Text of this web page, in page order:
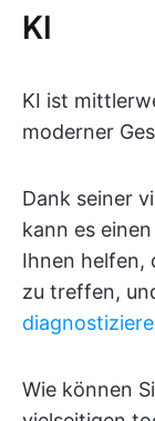
KI
KI ist
moderner
Dank seiner
kann es
Ihnen helfen,
zu treffen,
Wie können